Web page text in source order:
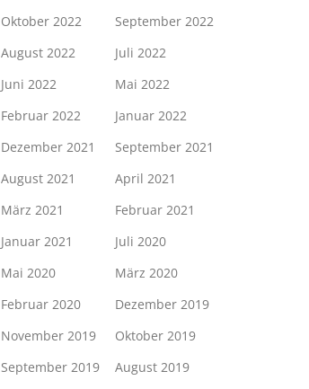
Oktober 2022
September 2022
August 2022
Juli 2022
Juni 2022
Mai 2022
Februar 2022
Januar 2022
Dezember 2021
September 2021
August 2021
April 2021
März 2021
Februar 2021
Januar 2021
Juli 2020
Mai 2020
März 2020
Februar 2020
Dezember 2019
November 2019
Oktober 2019
September 2019
August 2019